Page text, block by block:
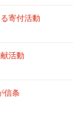
寄付活動
活動
信条